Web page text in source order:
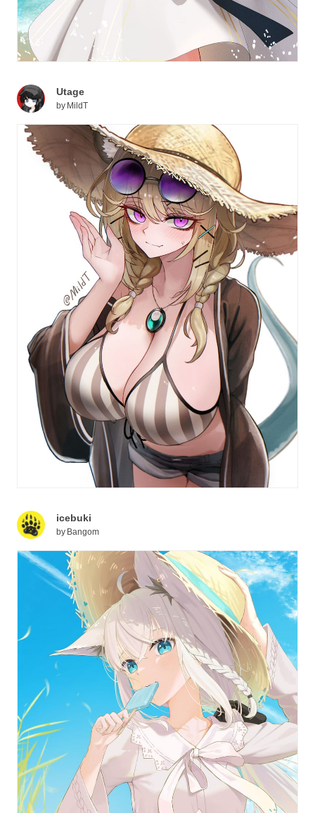
Utage
by MildT
icebuki
by Bangom